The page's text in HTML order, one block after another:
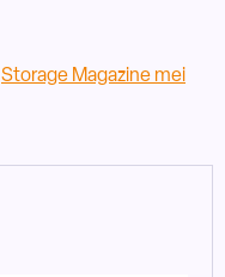
Storage Magazine mei